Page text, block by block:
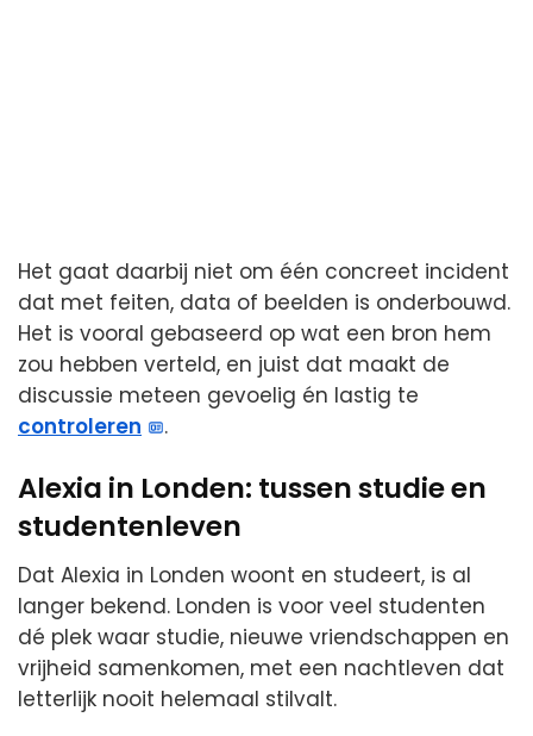
Het gaat daarbij niet om één concreet incident
dat met feiten, data of beelden is onderbouwd.
Het is vooral gebaseerd op wat een bron hem
zou hebben verteld, en juist dat maakt de
discussie meteen gevoelig én lastig te
controleren
.
Alexia in Londen: tussen studie en
studentenleven
Dat Alexia in Londen woont en studeert, is al
langer bekend. Londen is voor veel studenten
dé plek waar studie, nieuwe vriendschappen en
vrijheid samenkomen, met een nachtleven dat
letterlijk nooit helemaal stilvalt.